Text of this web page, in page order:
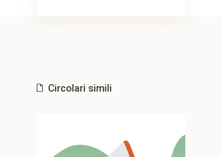
Circolari simili